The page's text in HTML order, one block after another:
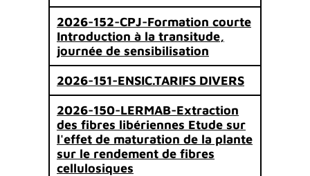
2026-152-CPJ-Formation courte
Introduction à la transitude,
journée de sensibilisation
2026-151-ENSIC.TARIFS DIVERS
2026-150-LERMAB-Extraction
des fibres libériennes Etude sur
l'effet de maturation de la plante
sur le rendement de fibres
cellulosiques